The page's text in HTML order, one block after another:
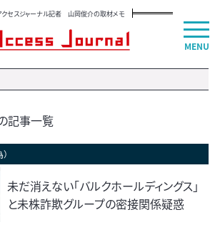
クセスジャーナル記者 山岡俊介の取材メモ
記事一覧
未だ消えない「バルクホールディングス」
と未株詐欺グループの密接関係疑惑
MENU